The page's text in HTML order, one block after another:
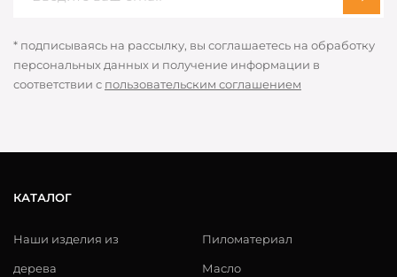
* подписываясь на рассылку, вы соглашаетесь на обработку
персональных данных и получение информации в
соответствии с пользовательским соглашением
КАТАЛОГ
Наши изделия из
дерева
Пиломатериал
Масло